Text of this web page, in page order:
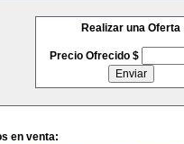
Realizar una Oferta
Precio Ofrecido $
en venta: